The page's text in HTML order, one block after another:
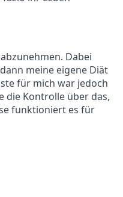
Dabei
meine eigene Diät
für mich war jedoch
die Kontrolle über das,
funktioniert es für